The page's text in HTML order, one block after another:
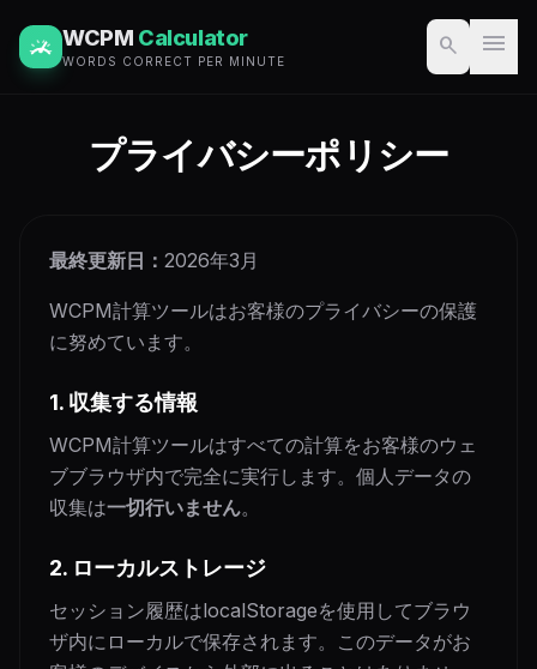
WCPM Calculator
WORDS CORRECT PER MINUTE
search menu
プライバシーポリシー
最終更新日： 2026年3月
WCPM計算ツールはお客様のプライバシーの保護
に努めています。
1. 収集する情報
WCPM計算ツールはすべての計算をお客様のウェ
ブブラウザ内で完全に実行します。個人データの
収集は一切行いません。
2. ローカルストレージ
セッション履歴はlocalStorageを使用してブラウ
ザ内にローカルで保存されます。このデータがお